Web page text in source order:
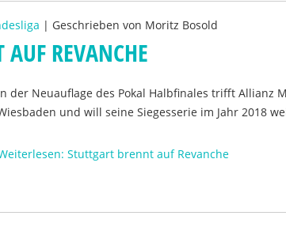
| Geschrieben von Moritz Bosold
AUF REVANCHE
der Neuauflage des Pokal Halbfinales trifft Allianz
und will seine Siegesserie im Jahr 2018
Stuttgart brennt auf Revanche